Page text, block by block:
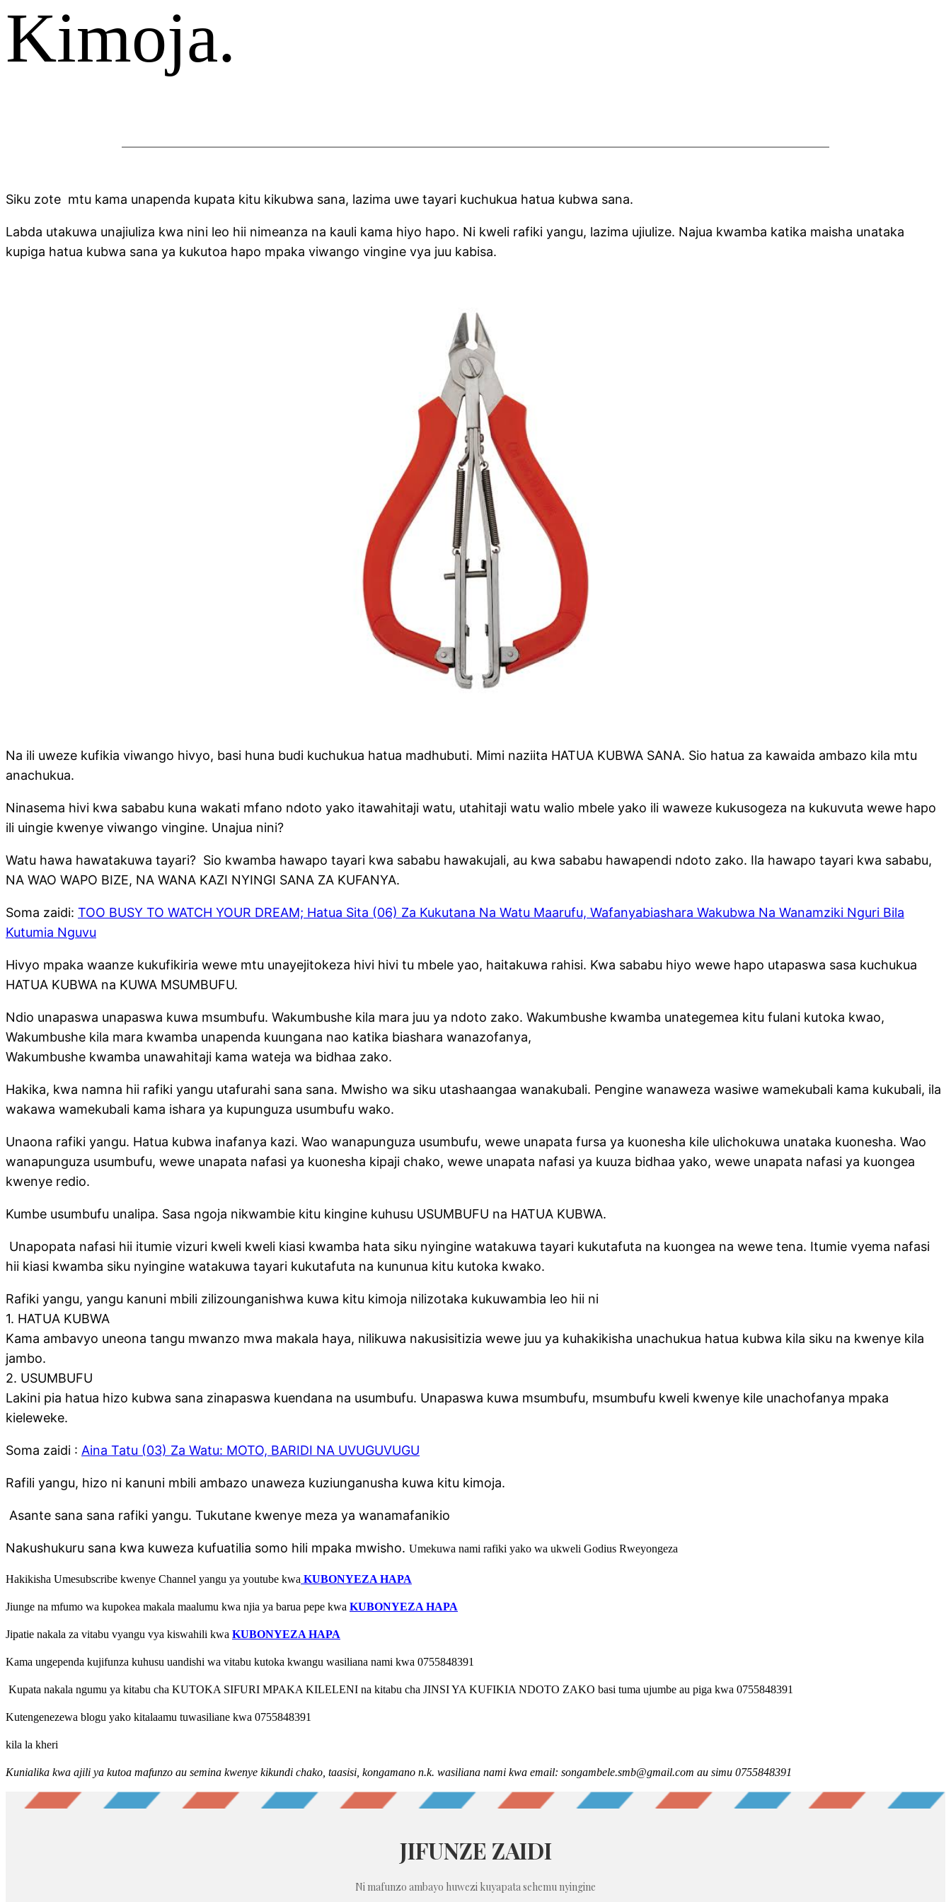
Kimoja.
Siku zote mtu kama unapenda kupata kitu kikubwa sana, lazima uwe tayari kuchukua hatua kubwa sana.
Labda utakuwa unajiuliza kwa nini leo hii nimeanza na kauli kama hiyo hapo. Ni kweli rafiki yangu, lazima ujiulize. Najua kwamba katika maisha unataka
kupiga hatua kubwa sana ya kukutoa hapo mpaka viwango vingine vya juu kabisa.
Na ili uweze kufikia viwango hivyo, basi huna budi kuchukua hatua madhubuti. Mimi naziita HATUA KUBWA SANA. Sio hatua za kawaida ambazo kila mtu
anachukua.
Ninasema hivi kwa sababu kuna wakati mfano ndoto yako itawahitaji watu, utahitaji watu walio mbele yako ili waweze kukusogeza na kukuvuta wewe hapo
ili uingie kwenye viwango vingine. Unajua nini?
Watu hawa hawatakuwa tayari? Sio kwamba hawapo tayari kwa sababu hawakujali, au kwa sababu hawapendi ndoto zako. Ila hawapo tayari kwa sababu,
NA WAO WAPO BIZE, NA WANA KAZI NYINGI SANA ZA KUFANYA.
Soma zaidi: TOO BUSY TO WATCH YOUR DREAM; Hatua Sita (06) Za Kukutana Na Watu Maarufu, Wafanyabiashara Wakubwa Na Wanamziki Nguri Bila
Kutumia Nguvu
Hivyo mpaka waanze kukufikiria wewe mtu unayejitokeza hivi hivi tu mbele yao, haitakuwa rahisi. Kwa sababu hiyo wewe hapo utapaswa sasa kuchukua
HATUA KUBWA na KUWA MSUMBUFU.
Ndio unapaswa unapaswa kuwa msumbufu. Wakumbushe kila mara juu ya ndoto zako. Wakumbushe kwamba unategemea kitu fulani kutoka kwao,
Wakumbushe kila mara kwamba unapenda kuungana nao katika biashara wanazofanya,
Wakumbushe kwamba unawahitaji kama wateja wa bidhaa zako.
Hakika, kwa namna hii rafiki yangu utafurahi sana sana. Mwisho wa siku utashaangaa wanakubali. Pengine wanaweza wasiwe wamekubali kama kukubali, ila
wakawa wamekubali kama ishara ya kupunguza usumbufu wako.
Unaona rafiki yangu. Hatua kubwa inafanya kazi. Wao wanapunguza usumbufu, wewe unapata fursa ya kuonesha kile ulichokuwa unataka kuonesha. Wao
wanapunguza usumbufu, wewe unapata nafasi ya kuonesha kipaji chako, wewe unapata nafasi ya kuuza bidhaa yako, wewe unapata nafasi ya kuongea
kwenye redio.
Kumbe usumbufu unalipa. Sasa ngoja nikwambie kitu kingine kuhusu USUMBUFU na HATUA KUBWA.
Unapopata nafasi hii itumie vizuri kweli kweli kiasi kwamba hata siku nyingine watakuwa tayari kukutafuta na kuongea na wewe tena. Itumie vyema nafasi
hii kiasi kwamba siku nyingine watakuwa tayari kukutafuta na kununua kitu kutoka kwako.
Rafiki yangu, yangu kanuni mbili zilizounganishwa kuwa kitu kimoja nilizotaka kukuwambia leo hii ni
1. HATUA KUBWA
Kama ambavyo uneona tangu mwanzo mwa makala haya, nilikuwa nakusisitizia wewe juu ya kuhakikisha unachukua hatua kubwa kila siku na kwenye kila
jambo.
2. USUMBUFU
Lakini pia hatua hizo kubwa sana zinapaswa kuendana na usumbufu. Unapaswa kuwa msumbufu, msumbufu kweli kwenye kile unachofanya mpaka
kieleweke.
Soma zaidi : Aina Tatu (03) Za Watu: MOTO, BARIDI NA UVUGUVUGU
Rafili yangu, hizo ni kanuni mbili ambazo unaweza kuziunganusha kuwa kitu kimoja.
Asante sana sana rafiki yangu. Tukutane kwenye meza ya wanamafanikio
Nakushukuru sana kwa kuweza kufuatilia somo hili mpaka mwisho. Umekuwa nami rafiki yako wa ukweli Godius Rweyongeza
Hakikisha Umesubscribe kwenye Channel yangu ya youtube kwa KUBONYEZA HAPA
Jiunge na mfumo wa kupokea makala maalumu kwa njia ya barua pepe kwa KUBONYEZA HAPA
Jipatie nakala za vitabu vyangu vya kiswahili kwa KUBONYEZA HAPA
Kama ungependa kujifunza kuhusu uandishi wa vitabu kutoka kwangu wasiliana nami kwa 0755848391
Kupata nakala ngumu ya kitabu cha KUTOKA SIFURI MPAKA KILELENI na kitabu cha JINSI YA KUFIKIA NDOTO ZAKO basi tuma ujumbe au piga kwa 0755848391
Kutengenezewa blogu yako kitalaamu tuwasiliane kwa 0755848391
kila la kheri
Kunialika kwa ajili ya kutoa mafunzo au semina kwenye kikundi chako, taasisi, kongamano n.k. wasiliana nami kwa email: songambele.smb@gmail.com au simu 0755848391